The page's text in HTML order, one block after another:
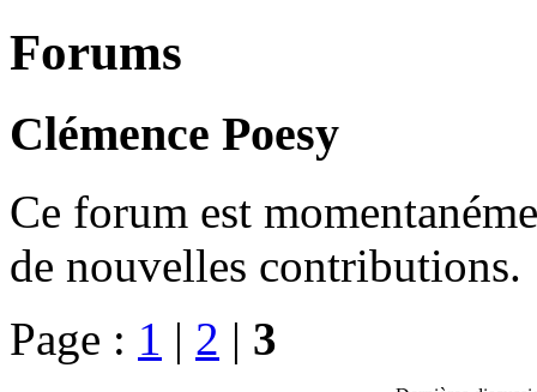
Forums
Clémence Poesy
Ce forum est
de nouvelles contributions.
Page : 1 | 2 | 3